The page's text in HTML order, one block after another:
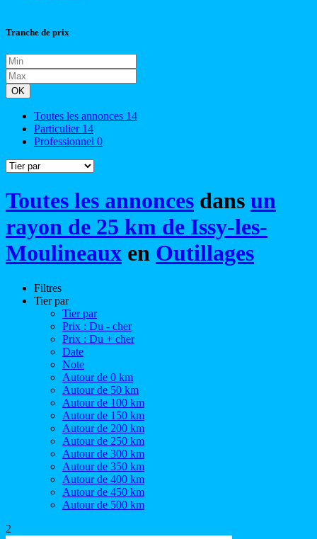
Tranche de prix
OK
Toutes les annonces 14
Particulier 14
Professionnel 0
Toutes les annonces dans un
rayon de 25 km de Issy-les-
Moulineaux en Outillages
Filtres
Tier par
Tier par
Prix : Du - cher
Prix : Du + cher
Date
Note
Autour de 0 km
Autour de 50 km
Autour de 100 km
Autour de 150 km
Autour de 200 km
Autour de 250 km
Autour de 300 km
Autour de 350 km
Autour de 400 km
Autour de 450 km
Autour de 500 km
2